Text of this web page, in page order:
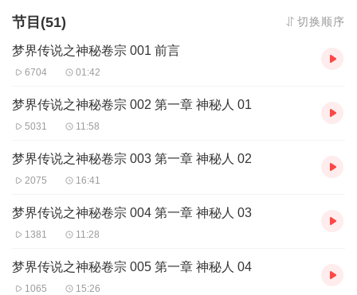
和谷怪父子联手，追踪任倧到日本，离梦界的终极奥秘越来越近。
节目(51) 切换顺序
梦界传说之神秘卷宗 001 前言
6704 01:42
梦界传说之神秘卷宗 002 第一章 神秘人 01
5031 11:58
梦界传说之神秘卷宗 003 第一章 神秘人 02
2075 16:41
梦界传说之神秘卷宗 004 第一章 神秘人 03
1381 11:28
梦界传说之神秘卷宗 005 第一章 神秘人 04
1065 15:26